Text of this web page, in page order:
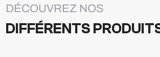
DÉCOUVREZ NOS
DIFFÉRENTS